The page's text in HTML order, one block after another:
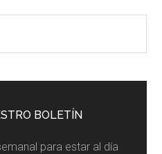
BOLETÍN
para estar al día